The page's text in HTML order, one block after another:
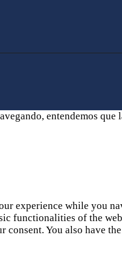
entendemos que
experience while you
functionalities of the
You also have